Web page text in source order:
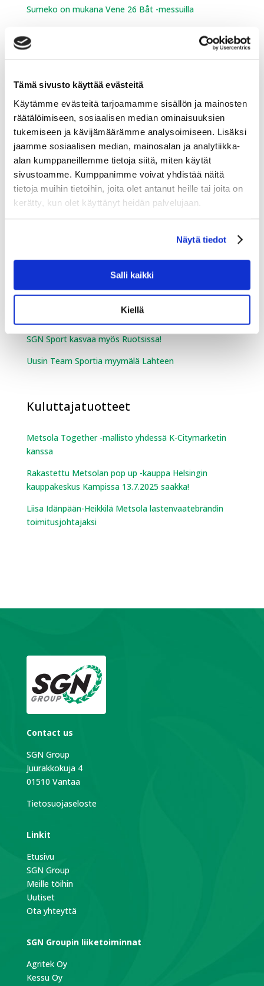
Tämä sivusto käyttää evästeitä
Käytämme evästeitä tarjoamamme sisällön ja mainosten
räätälöimiseen, sosiaalisen median ominaisuuksien
tukemiseen ja kävijämäärämme analysoimiseen. Lisäksi
jaamme sosiaalisen median, mainosalan ja analytiikka-
alan kumppaneillemme tietoja siitä, miten käytät
sivustoamme. Kumppanimme voivat yhdistää näitä
tietoja muihin tietoihin, joita olet antanut heille tai joita on
kerätty, kun olet käyttänyt heidän palvelujaan.
Näytä tiedot
Salli kaikki
Kiellä
Sumeko on mukana Vene 26 Båt -messuilla
Romain Febvre motocrossin maailmanmestariksi –
Lumen ja jäänteon laitteet ja
palvelut
Kessu Oy toimitti Vieremälle maailman ensimmäisen
biokaasulla toimivan latukoneen.
Engo-joustokaukalon asennus valmistui
Kempelehalliin!
TechnoAlpin SnowFactory kesälumetuskontin
Urheilukauppa
Team Sportia on laajentunut Ouluun
SGN Sport kasvaa myös Ruotsissa!
Uusin Team Sportia myymälä Lahteen
Kuluttajatuotteet
Metsola Together -mallisto yhdessä K-Citymarketin
kanssa
Rakastettu Metsolan pop up -kauppa Helsingin
kauppakeskus Kampissa 13.7.2025 saakka!
Liisa Idänpään-Heikkilä Metsola lastenvaatebrändin
toimitusjohtajaksi
Contact us
SGN Group
Juurakkokuja 4
01510 Vantaa
Tietosuojaseloste
Linkit
Etusivu
SGN Group
Meille töihin
Uutiset
Ota yhteyttä
SGN Groupin liiketoiminnat
Agritek Oy
Kessu Oy